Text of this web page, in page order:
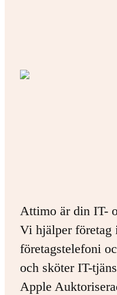
Attimo är din IT-
Vi hjälper företag
företagstelefoni
och sköter IT-
Apple